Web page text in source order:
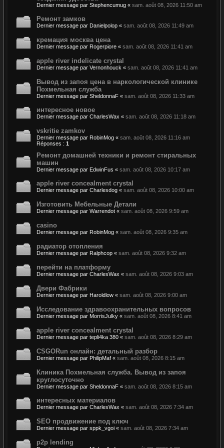
Dernier message par Stephencumug « sam. août 08, 2026 11:50 am
Ремонт замков
Dernier message par Danielpolop « sam. août 08, 2026 11:49 am
кремация москва цена
Dernier message par Rogerpiore « sam. août 08, 2026 11:41 am
apple river indelicate crystal
Dernier message par Vernonhouck « sam. août 08, 2026 11:41 am
Вывод из запоя цена в наркологической клинике
Похмельная служба
Dernier message par SheldonnaF « sam. août 08, 2026 11:33 am
интересное новое
Dernier message par CharlesWax « sam. août 08, 2026 11:18 am
vskritie zamkov
Dernier message par RobinMog « sam. août 08, 2026 11:16 am
Réponses : 1
Ремонт домашней техники и ремонт стиральных
машин
Dernier message par EdwinFus « sam. août 08, 2026 10:17 am
apple river concealment crystal
Dernier message par Charlesdog « sam. août 08, 2026 10:00 am
Изготовить Мебельные Детали
Dernier message par Warrendot « sam. août 08, 2026 9:59 am
casino
Dernier message par RobinMog « sam. août 08, 2026 9:35 am
радиатор отопления
Dernier message par Ralphcop « sam. août 08, 2026 9:32 am
перейти на платформу
Dernier message par CharlesWax « sam. août 08, 2026 9:03 am
Двери Фабрики
Dernier message par Haroldlow « sam. août 08, 2026 9:00 am
Исследование здравоохранительных вопросов
Dernier message par MorrisJulky « sam. août 08, 2026 8:41 am
apple river concealment crystal
Dernier message par tepli4ka 380 « sam. août 08, 2026 8:29 am
CSGORun онлайн: детальный разбор
Dernier message par PhilipMaf « sam. août 08, 2026 8:15 am
Клиника Похмельная служба. Вывод из запоя
круглосуточно
Dernier message par SheldonnaF « sam. août 08, 2026 8:15 am
интересных материалов
Dernier message par CharlesWax « sam. août 08, 2026 7:34 am
SEO продвижение под ключ
Dernier message par sppk_vgoi « sam. août 08, 2026 7:34 am
p2p lending